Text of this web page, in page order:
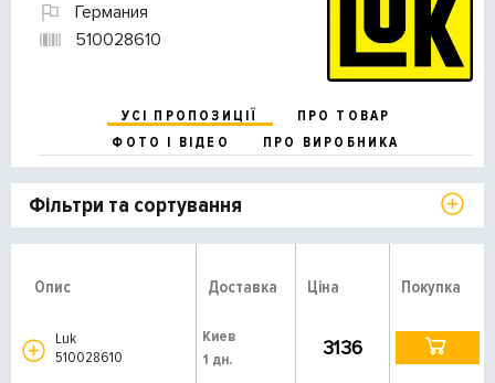
Германия
510028610
УСІ ПРОПОЗИЦІЇ
ПРО ТОВАР
ФОТО І ВІДЕО
ПРО ВИРОБНИКА
Фільтри та сортування
Опис Доставка Ціна Покупка
Luk
510028610
Киев
1 дн.
3136